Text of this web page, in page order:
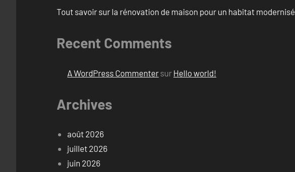
Tout savoir sur la rénovation de maison pour un habitat modernisé
Recent Comments
A WordPress Commenter sur Hello world!
Archives
août 2026
juillet 2026
juin 2026